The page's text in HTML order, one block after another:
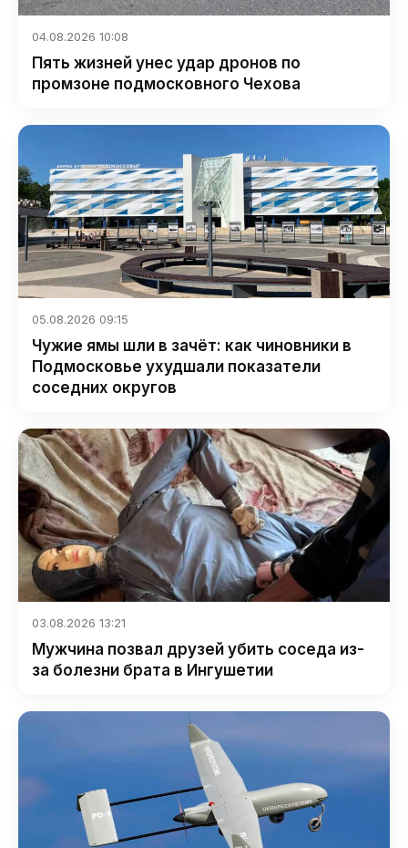
04.08.2026 10:08
Пять жизней унес удар дронов по
промзоне подмосковного Чехова
05.08.2026 09:15
Чужие ямы шли в зачёт: как чиновники в
Подмосковье ухудшали показатели
соседних округов
03.08.2026 13:21
Мужчина позвал друзей убить соседа из-
за болезни брата в Ингушетии